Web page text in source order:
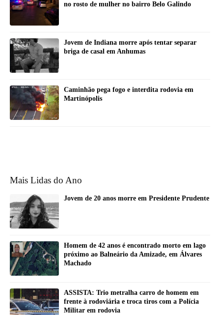
no rosto de mulher no bairro Belo Galindo
Jovem de Indiana morre após tentar separar
briga de casal em Anhumas
Caminhão pega fogo e interdita rodovia em
Martinópolis
Mais Lidas do Ano
Jovem de 20 anos morre em Presidente Prudente
Homem de 42 anos é encontrado morto em lago
próximo ao Balneário da Amizade, em Álvares
Machado
ASSISTA: Trio metralha carro de homem em
frente à rodoviária e troca tiros com a Polícia
Militar em rodovia